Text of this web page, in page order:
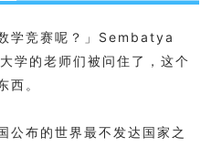
学竞赛呢？」Sembatya
学的老师们被问住了，这个
西。
公布的世界最不发达国家之